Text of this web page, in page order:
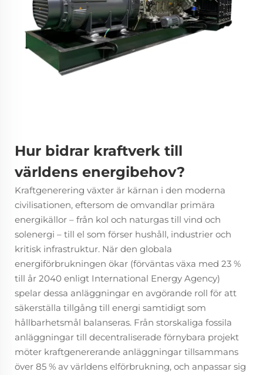
Hur bidrar kraftverk till
världens energibehov?
Kraftgenerering växter är kärnan i den moderna
civilisationen, eftersom de omvandlar primära
energikällor – från kol och naturgas till vind och
solenergi – till el som förser hushåll, industrier och
kritisk infrastruktur. När den globala
energiförbrukningen ökar (förväntas växa med 23 %
till år 2040 enligt International Energy Agency)
spelar dessa anläggningar en avgörande roll för att
säkerställa tillgång till energi samtidigt som
hållbarhetsmål balanseras. Från storskaliga fossila
anläggningar till decentraliserade förnybara projekt
möter kraftgenererande anläggningar tillsammans
över 85 % av världens elförbrukning, och anpassar sig